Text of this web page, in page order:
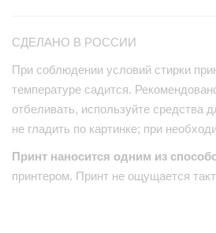
СДЕЛАНО В РОССИИ
При соблюдении условий стирки
температуре садится.
отбеливать, используйте средства
не гладить по картинке; при
Принт наносится одним из
принтером. Принт не ощущается